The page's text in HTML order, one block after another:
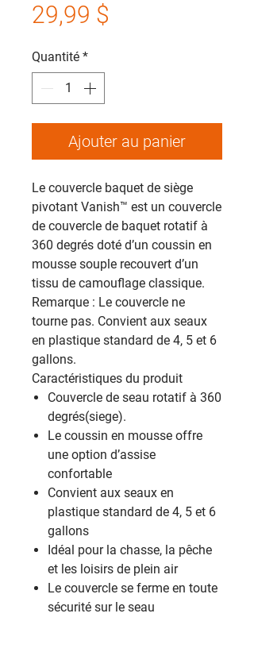
29,99 $
Quantité *
Ajouter au panier
‎Le couvercle baquet de siège
pivotant Vanish™ est un couvercle
de couvercle de baquet rotatif à
360 degrés doté d’un coussin en
mousse souple recouvert d’un
tissu de camouflage classique.
Remarque : Le couvercle ne
tourne pas. Convient aux seaux
en plastique standard de 4, 5 et 6
gallons.‎
‎Caractéristiques du produit‎
‎Couvercle de seau rotatif à 360
degrés(siege).
‎Le coussin en mousse offre
une option d’assise
confortable‎
‎Convient aux seaux en
plastique standard de 4, 5 et 6
gallons‎
‎Idéal pour la chasse, la pêche
et les loisirs de plein air‎
‎Le couvercle se ferme en toute
sécurité sur le seau‎